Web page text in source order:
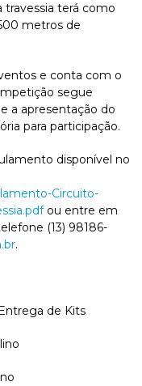
travessia terá como
metros de
e conta com o
segue
a apresentação do
para participação.
disponível no
Circuito-
ou entre em
(13) 98186-
.
de Kits